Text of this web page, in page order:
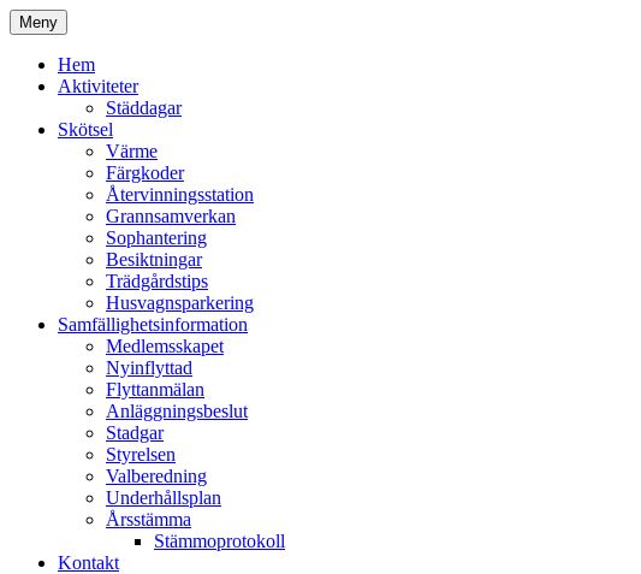
Hoppa
till
innehåll
Kyrkmossen
Meny
Hem
Aktiviteter
Städdagar
Skötsel
Värme
Färgkoder
Återvinningsstation
Grannsamverkan
Sophantering
Besiktningar
Trädgårdstips
Husvagnsparkering
Samfällighetsinformation
Medlemsskapet
Nyinflyttad
Flyttanmälan
Anläggningsbeslut
Stadgar
Styrelsen
Valberedning
Underhållsplan
Årsstämma
Stämmoprotokoll
Kontakt